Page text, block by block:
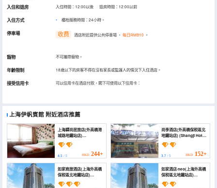
入住和退房 入住時間：12:00以後 退房時間：12:00以前
入住方式 櫃枱服務時間：24小時。
停車場 收费 酒店附近提供公共停車場 ， 每日RMB10 。
寵物 不可攜帶寵物。
年齡限制 18歲以下的房客不得在沒有家長或監護人的情況下入住酒店。
接受信用卡 可以信用卡在酒店付款，閣下可使用以下信用卡：
上海伊帆賓館 附近酒店推薦
上海驛尚居旅店(外高橋港
城路地鐵站店)
(Yishangju Hostel
(Shanghai Huashan
4.5 / 5 HKD 244+
尚季酒店(外高橋保税區北
地鐵站店) (Shangji Hotel
(Waigaoqiao Bonded
Area North Metro
Station Branch))
3.7/ 5 HKD 152+
如家商旅酒店(上海外高橋
保税區北地鐵站店)
(Homeinn Selected
Hotel (Shanghai
如家酒店·neo(上海外高橋
保税區北地鐵站店)
(Homeinn · neo
(Shanghai Waigaoqiao